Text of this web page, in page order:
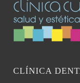
CLÍNICA